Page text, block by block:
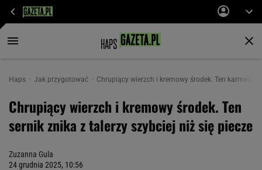
Haps Jak przygotować Chrupiący wierzch i kremowy środek. Ten
Chrupiący wierzch i kremowy środek. Ten
sernik znika z talerzy szybciej niż się piecze
Zuzanna Gula
24 grudnia 2025, 10:56